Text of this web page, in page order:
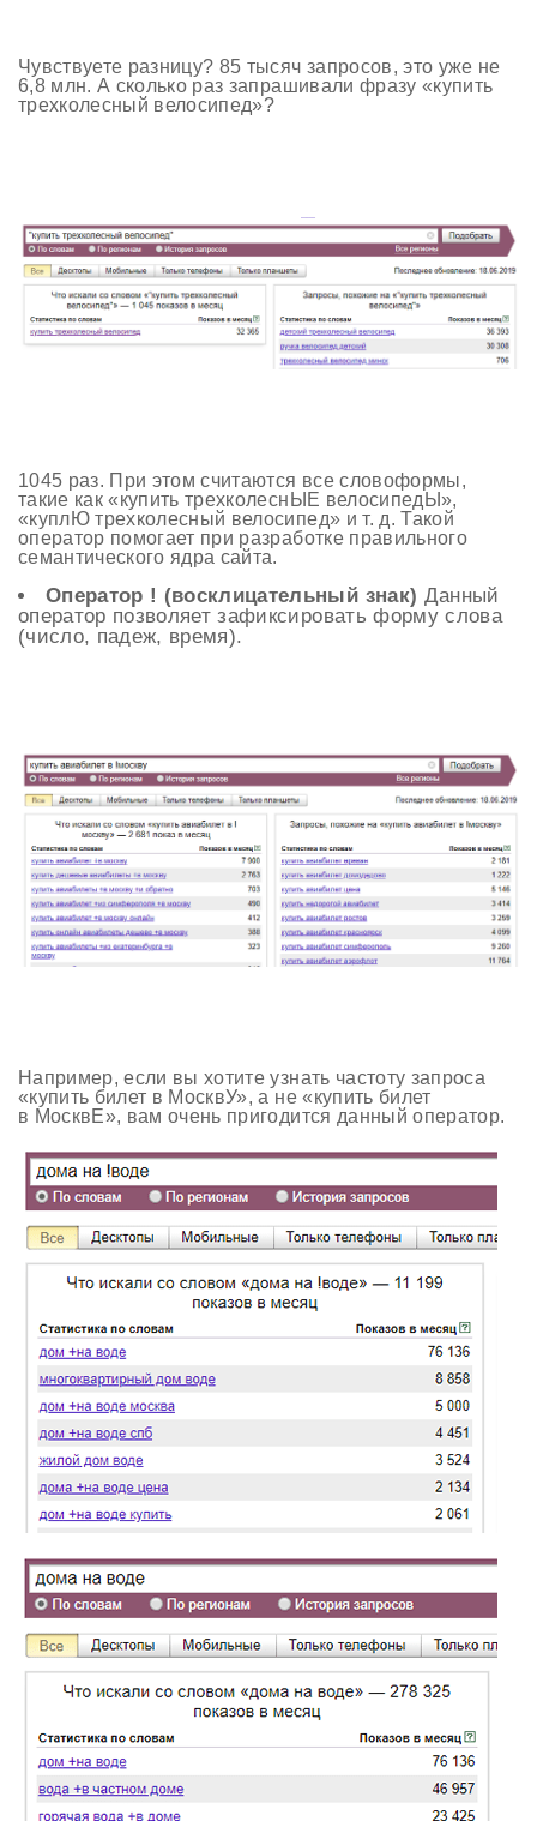
Чувствуете разницу? 85 тысяч запросов, это уже не
6,8 млн. А сколько раз запрашивали фразу «купить
трехколесный велосипед»?
1045 раз. При этом считаются все словоформы,
такие как «купить трехколеснЫЕ велосипедЫ»,
«куплЮ трехколесный велосипед» и т. д. Такой
оператор помогает при разработке правильного
семантического ядра сайта.
Оператор ! (восклицательный знак) Данный
оператор позволяет зафиксировать форму слова
(число, падеж, время).
Например, если вы хотите узнать частоту запроса
«купить билет в МосквУ», а не «купить билет
в МосквЕ», вам очень пригодится данный оператор.